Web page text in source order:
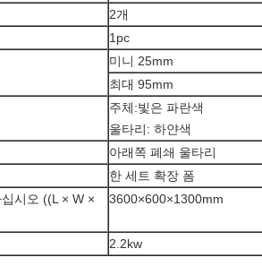
2개
1pc
미니 25mm
최대 95mm
주체:빛은 파란색
울타리: 하얀색
아래쪽 폐쇄 울타리
한 세트 확장 폼
시오 ((L × W ×
3600×600×1300mm
2.2kw